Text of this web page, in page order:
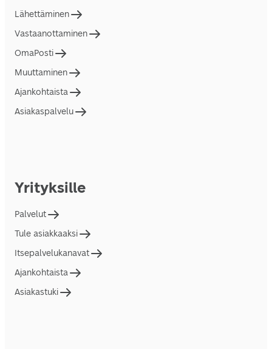
Lähettäminen
Vastaanottaminen
OmaPosti
Muuttaminen
Ajankohtaista
Asiakaspalvelu
Yrityksille
Palvelut
Tule asiakkaaksi
Itsepalvelukanavat
Ajankohtaista
Asiakastuki